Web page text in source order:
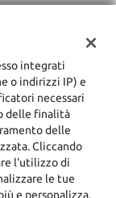
integrati
o indirizzi IP) e
necessari
delle finalità
delle
Cliccando
l'utilizzo di
le tue
e personalizza.